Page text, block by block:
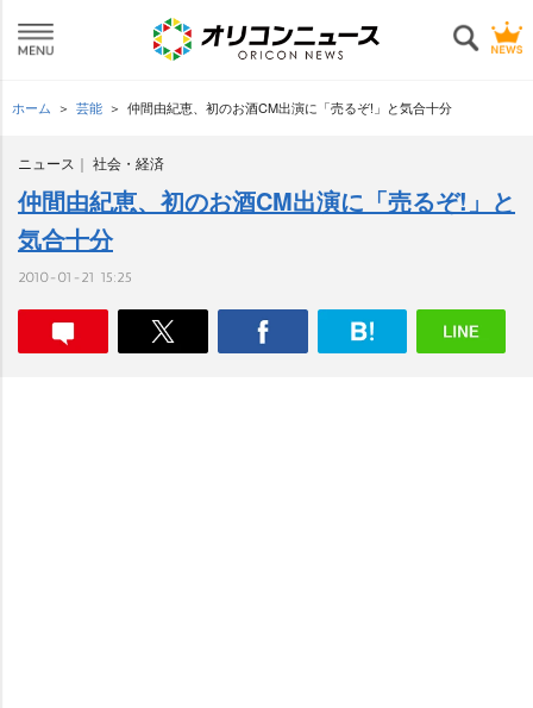
ホーム 芸能 仲間由紀恵、初のお酒CM出演に「売るぞ!」と気合十分
ニュース 社会・経済
仲間由紀恵、初のお酒CM出演に「売るぞ!」と
気合十分
2010-01-21 15:25